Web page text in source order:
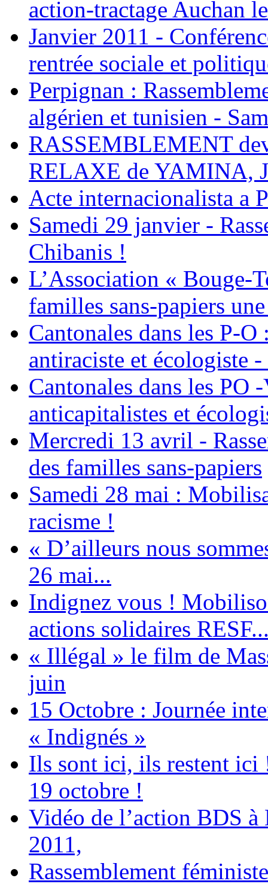
action-tractage Auchan
Janvier 2011 -
rentrée sociale et
Perpignan :
algérien et tunisien -
RASSEMBLEMENT
RELAXE de YAMINA,
Acte internacionalista a
Samedi 29 janvier -
Chibanis !
L’Association « Bouge-
familles sans-papiers
Cantonales dans les P-
antiraciste et écologiste
Cantonales dans les PO
anticapitalistes et
Mercredi 13 avril -
des familles sans-papiers
Samedi 28 mai :
racisme !
« D’ailleurs nous
26 mai...
Indignez vous !
actions solidaires
« Illégal » le film de
juin
15 Octobre : Journée
« Indignés »
Ils sont ici, ils restent ici
19 octobre !
Vidéo de l’action BDS
2011,
Rassemblement